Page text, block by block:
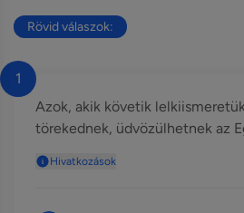
Rövid válaszok:
1
Azok, akik követik
törekednek, üdvözülhetnek az
Hivatkozások